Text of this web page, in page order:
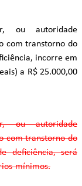
ou autoridade
com transtorno do
incorre em
a R$ 25.000,00
ou autoridade
com transtorno do
deficiência, será
mínimos.